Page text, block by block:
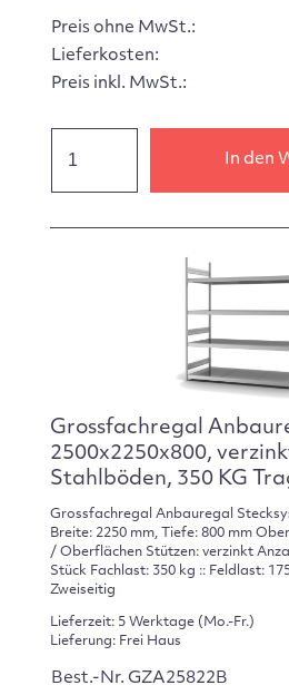
Preis ohne MwSt.:
Lieferkosten:
Preis inkl. MwSt.:
In den
Grossfachregal
2500x2250x800,
Stahlböden, 350 KG
Grossfachregal Anbauregal
Breite: 2250 mm, Tiefe: 800 mm
/ Oberflächen Stützen: verzinkt
Stück Fachlast: 350 kg :: Feldlast:
Zweiseitig
Lieferzeit: 5 Werktage (Mo.-Fr.)
Lieferung: Frei Haus
Best.-Nr. GZA25822B